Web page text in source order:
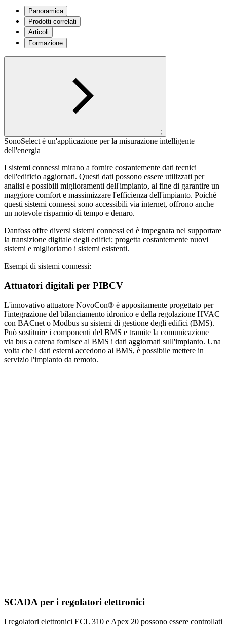
Panoramica
Prodotti correlati
Articoli
Formazione
;
SonoSelect è un'applicazione per la misurazione intelligente
dell'energia
I sistemi connessi mirano a fornire costantemente dati tecnici
dell'edificio aggiornati. Questi dati possono essere utilizzati per
analisi e possibili miglioramenti dell'impianto, al fine di garantire un
maggiore comfort e massimizzare l'efficienza dell'impianto. Poiché
questi sistemi connessi sono accessibili via internet, offrono anche
un notevole risparmio di tempo e denaro.
Danfoss offre diversi sistemi connessi ed è impegnata nel supportare
la transizione digitale degli edifici; progetta costantemente nuovi
sistemi e miglioriamo i sistemi esistenti.
Esempi di sistemi connessi:
Attuatori digitali per PIBCV
L'innovativo attuatore NovoCon® è appositamente progettato per
l'integrazione del bilanciamento idronico e della regolazione HVAC
con BACnet o Modbus su sistemi di gestione degli edifici (BMS).
Può sostituire i componenti del BMS e tramite la comunicazione
via bus a catena fornisce al BMS i dati aggiornati sull'impianto. Una
volta che i dati esterni accedono al BMS, è possibile mettere in
servizio l'impianto da remoto.
SCADA per i regolatori elettronici
I regolatori elettronici ECL 310 e Apex 20 possono essere controllati